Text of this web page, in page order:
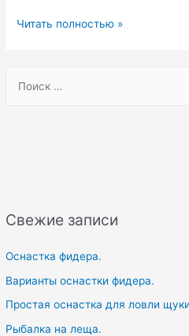
o
Свежие записи
Оснастка фидера.
Варианты оснастки фидера.
Простая оснастка для ловли
Рыбалка на леща.
Рыбалка
Читать полностью »